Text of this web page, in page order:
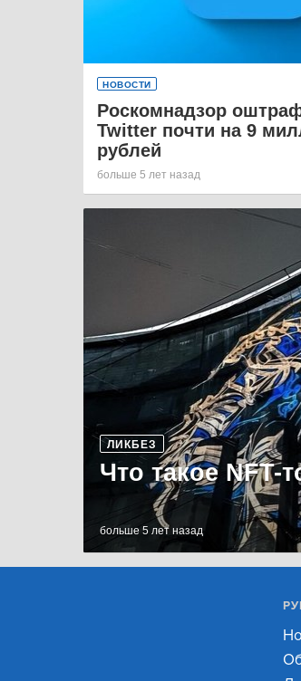
НОВОСТИ
Роскомнадзор
Twitter почти на 9
рублей
больше 5 лет назад
ЛИКБЕЗ
Что такое NFT-
больше 5 лет назад